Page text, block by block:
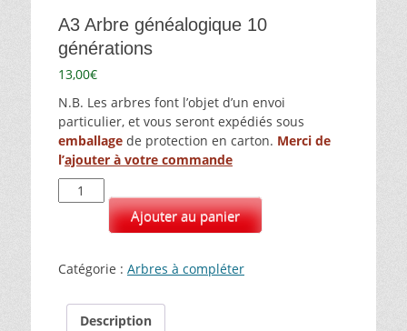
A3 Arbre généalogique 10
générations
13,00€
N.B. Les arbres font l’objet d’un envoi
particulier, et vous seront expédiés sous
emballage de protection en carton. Merci de
l’ajouter à votre commande
quantité
de
généalogique
générations
Ajouter au panier
Catégorie : Arbres à compléter
Description